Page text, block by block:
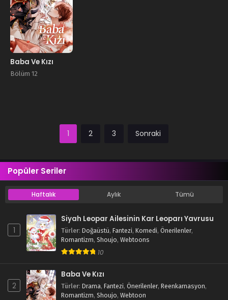
Baba Ve Kızı
Bölüm 12
1 2 3 Sonraki
Popüler Seriler
Haftalık Aylık Tümü
1
Siyah Leopar Ailesinin Kar Leoparı Yavrusu
Türler: Doğaüstü, Fantezi, Komedi, Önerilenler,
Romantizm, Shoujo, Webtoons
10
2
Baba Ve Kızı
Türler: Drama, Fantezi, Önerilenler, Reenkarnasyon,
Romantizm, Shoujo, Webtoon